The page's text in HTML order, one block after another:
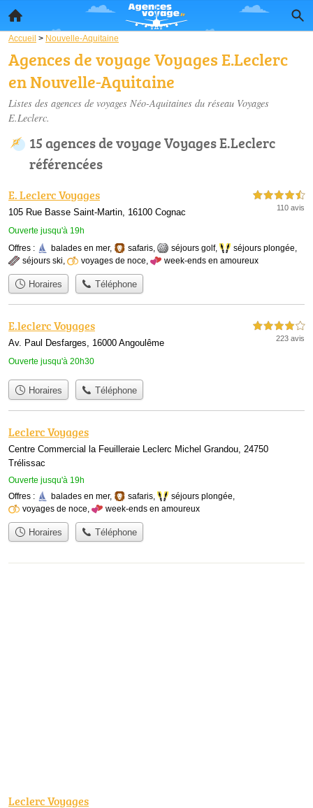
Accueil > Nouvelle-Aquitaine
Agences de voyage Voyages E.Leclerc
en Nouvelle-Aquitaine
Listes des agences de voyages Néo-Aquitaines du réseau Voyages
E.Leclerc.
15 agences de voyage Voyages E.Leclerc
référencées
E. Leclerc Voyages
105 Rue Basse Saint-Martin, 16100 Cognac
Ouverte jusqu'à 19h
4,5 étoiles sur 5
110 avis
Offres : balades en mer, safaris, séjours golf, séjours plongée,
séjours ski, voyages de noce, week-ends en amoureux
Horaires Téléphone
E.leclerc Voyages
Av. Paul Desfarges, 16000 Angoulême
Ouverte jusqu'à 20h30
4,0 étoiles sur 5
223 avis
Horaires Téléphone
Leclerc Voyages
Centre Commercial la Feuilleraie Leclerc Michel Grandou, 24750
Trélissac
Ouverte jusqu'à 19h
Offres :
balades en mer, safaris séjours plongée
voyages de noce
week-ends en amoureux
Horaires Téléphone
Leclerc Voyages